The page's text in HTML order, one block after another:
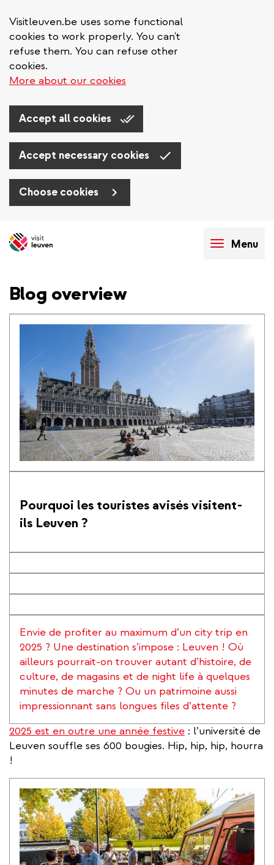
Visitleuven.be uses some functional
cookies to work properly. You can't
refuse them. You can refuse other
cookies.
More about our cookies
Accept all cookies
Accept necessary cookies
Choose cookies
au
Menu
Blog overview
Pourquoi les touristes avisés visitent-
ils Leuven ?
Envie de profiter au maximum d’un city trip en
2025 ? Une destination s’impose : Leuven ! Où
ailleurs pourrait-on trouver autant d’histoire, de
culture, de magasins et de night life à quelques
minutes de marche ? Ou un patrimoine aussi
impressionnant sans longues files d’attente ?
2025 est en outre une année festive : l’université de
Leuven souffle ses 600 bougies. Hip, hip, hip, hourra
!